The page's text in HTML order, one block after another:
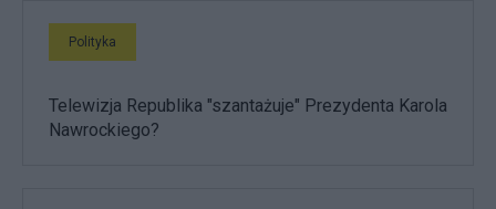
Polityka
Telewizja Republika "szantażuje" Prezydenta Karola
Nawrockiego?